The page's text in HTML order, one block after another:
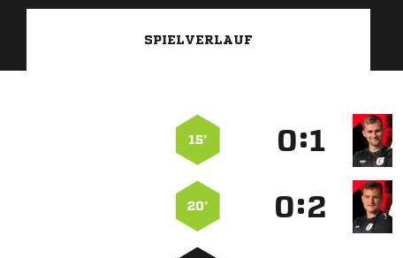
SPIELVERLAUF
15’ :
20’ :